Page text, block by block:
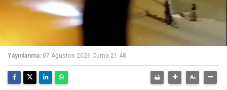
Yayınlanma: 07 Ağustos 2026 Cuma 21:48